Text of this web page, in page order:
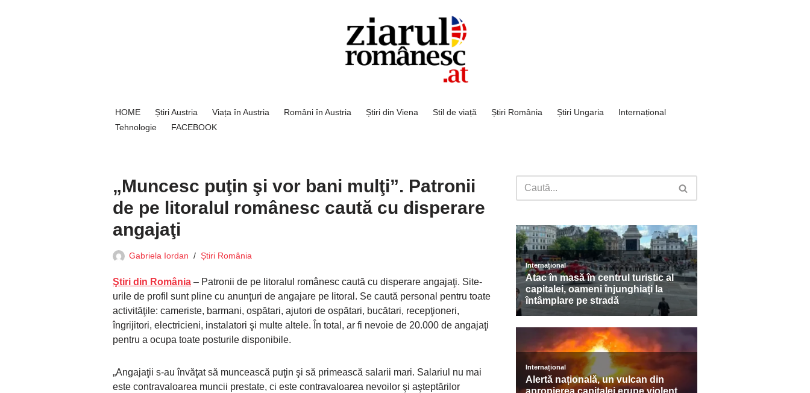
HOME Știri Austria Viața în Austria Români în Austria Știri din Viena Stil de viață Știri România Știri Ungaria
Internațional
Tehnologie
FACEBOOK
„Muncesc puţin şi vor bani mulţi”. Patronii
de pe litoralul românesc caută cu disperare
angajaţi
Gabriela Iordan Știri România
Ştiri din România – Patronii de pe litoralul românesc caută cu disperare angajaţi. Site-
urile de profil sunt pline cu anunţuri de angajare pe litoral. Se caută personal pentru toate
activităţile: cameriste, barmani, ospătari, ajutori de ospătari, bucătari, recepţioneri,
îngrijitori, electricieni, instalatori şi multe altele. În total, ar fi nevoie de 20.000 de angajaţi
pentru a ocupa toate posturile disponibile.
„Angajaţii s-au învăţat să muncească puţin şi să primească salarii mari. Salariul nu mai
este contravaloarea muncii prestate, ci este contravaloarea nevoilor şi aşteptărilor